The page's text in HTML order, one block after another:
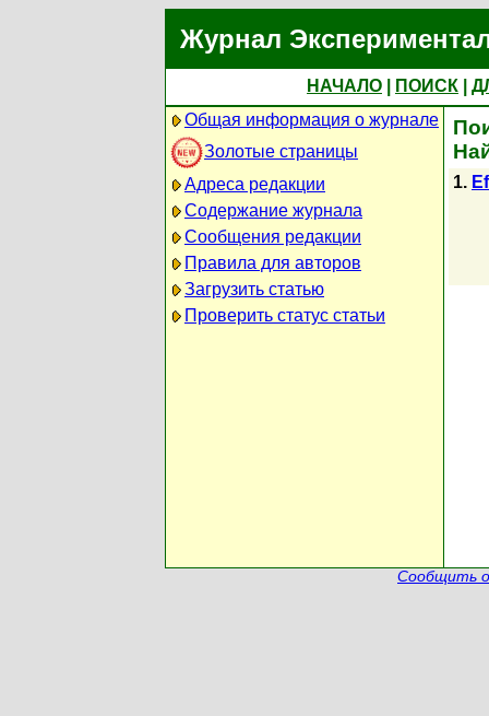
Журнал
НАЧАЛО ПОИСК
Общая информация о журнале
Золотые страницы
Адреса редакции
Содержание журнала
Сообщения редакции
Правила для авторов
Загрузить статью
Проверить статус статьи
1.
Сообщить о